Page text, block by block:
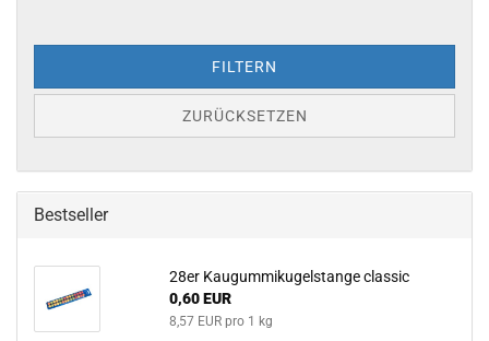
FILTERN
ZURÜCKSETZEN
Bestseller
28er Kau­gum­mi­ku­gel­stan­ge clas­sic
0,60 EUR
8,57 EUR pro 1 kg